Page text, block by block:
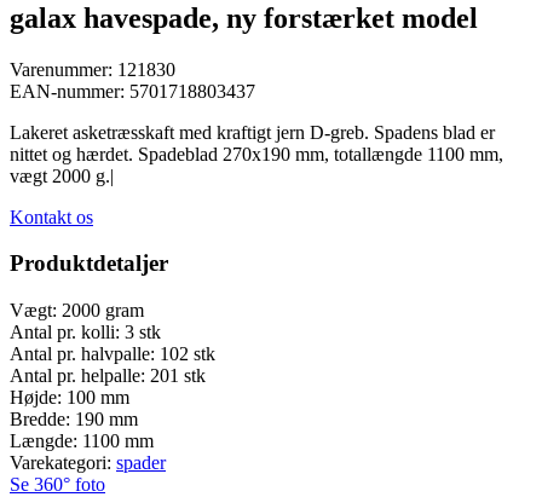
galax havespade, ny forstærket model
Varenummer: 121830
EAN-nummer: 5701718803437
Lakeret asketræsskaft med kraftigt jern D-greb. Spadens blad er
nittet og hærdet. Spadeblad 270x190 mm, totallængde 1100 mm,
vægt 2000 g.|
Kontakt os
Produktdetaljer
Vægt: 2000 gram
Antal pr. kolli: 3 stk
Antal pr. halvpalle: 102 stk
Antal pr. helpalle: 201 stk
Højde: 100 mm
Bredde: 190 mm
Længde: 1100 mm
Varekategori: spader
Se 360° foto